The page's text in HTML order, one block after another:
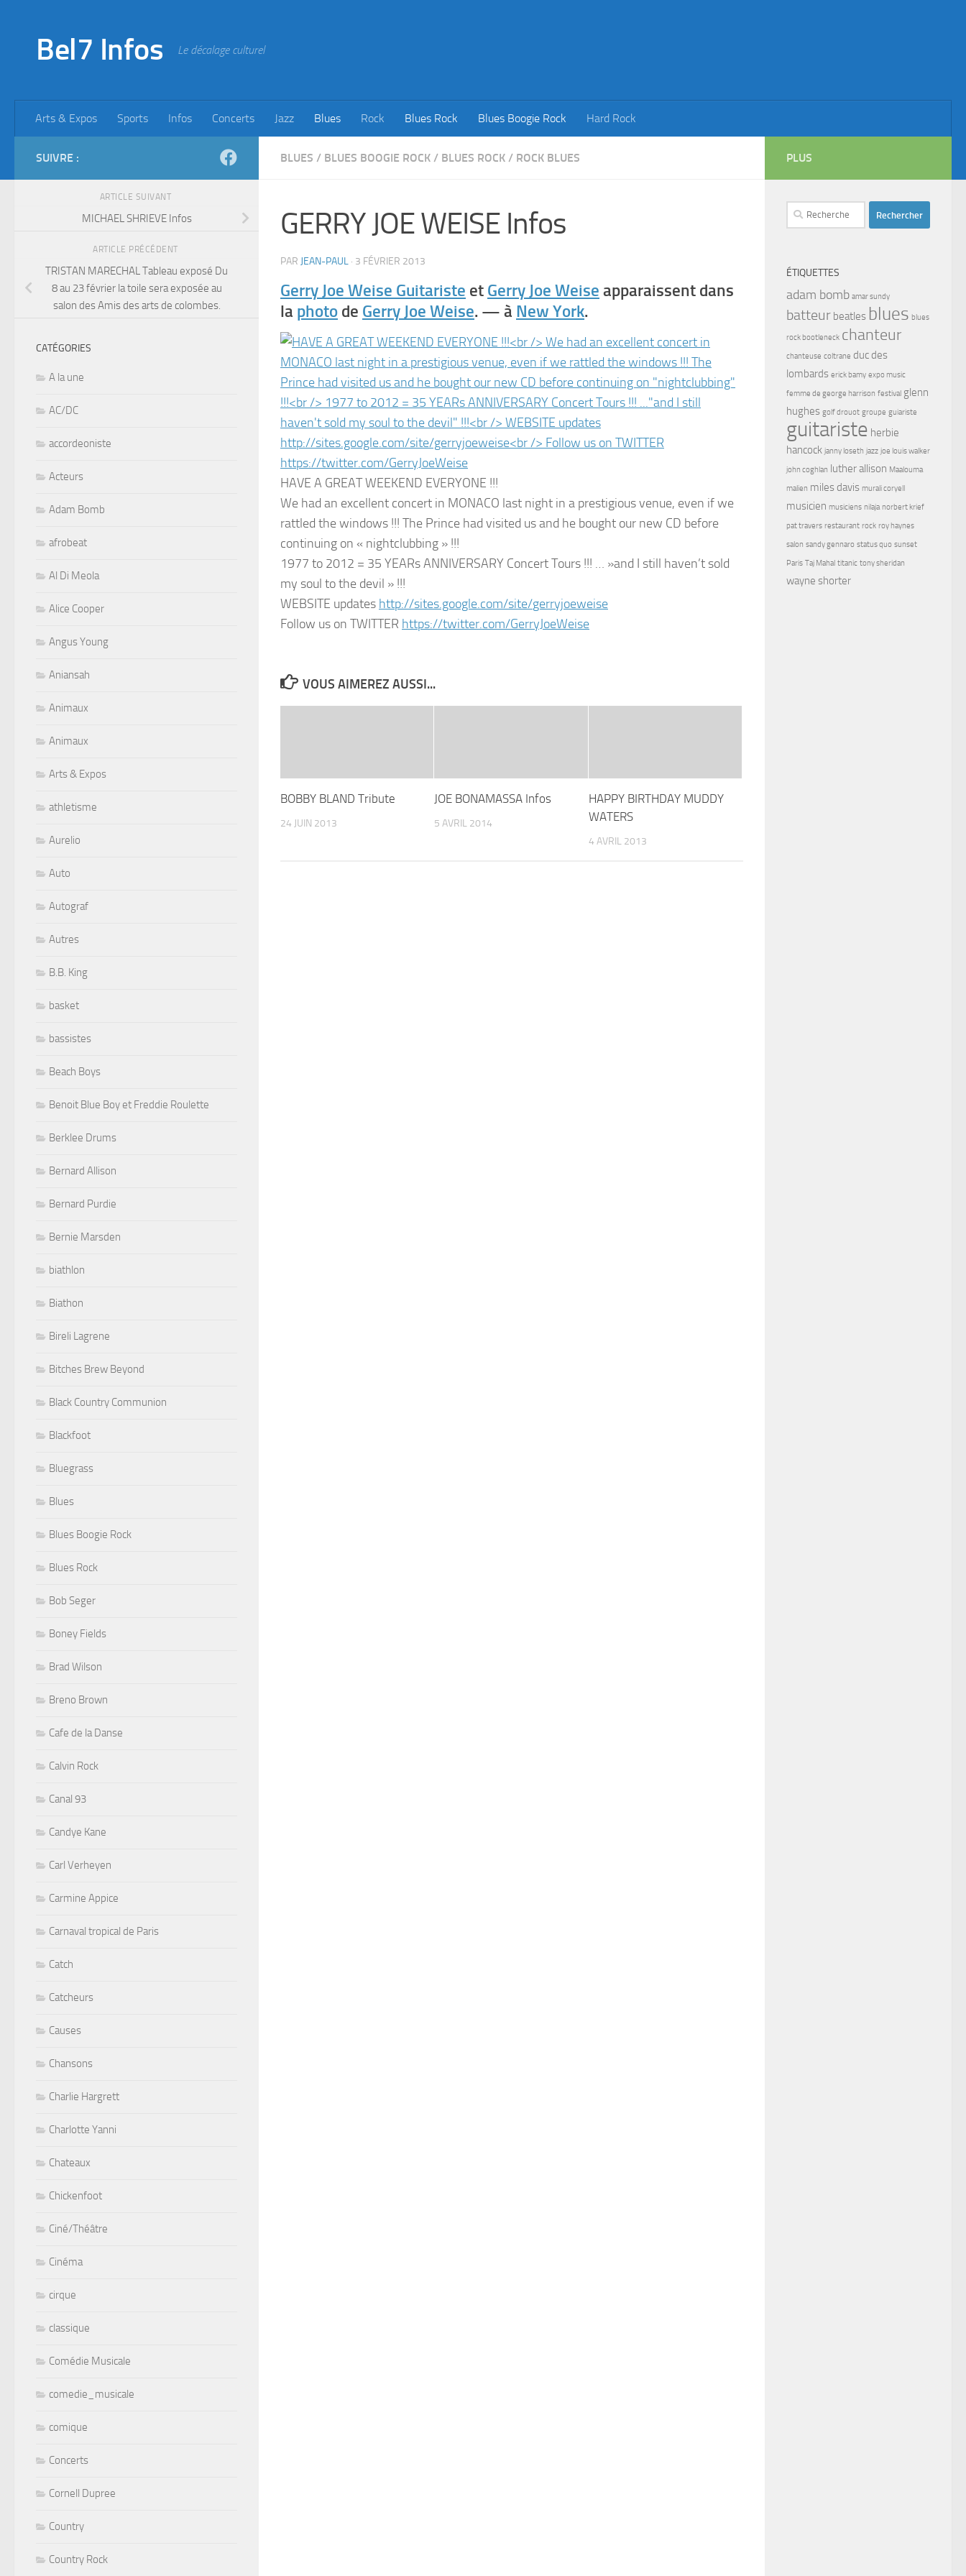
Bel7 Infos Le décalage culturel
Arts & Expos Sports Infos Concerts Jazz Blues Rock Blues Rock Blues Boogie Rock Hard Rock
BLUES / BLUES BOOGIE ROCK / BLUES ROCK / ROCK BLUES
GERRY JOE WEISE Infos
PAR JEAN-PAUL · 3 FÉVRIER 2013
Gerry Joe Weise Guitariste et Gerry Joe Weise apparaissent dans
la photo de Gerry Joe Weise. — à New York.
HAVE A GREAT WEEKEND EVERYONE !!!
We had an excellent concert in MONACO last night in a prestigious venue, even if we
rattled the windows !!! The Prince had visited us and he bought our new CD before
continuing on « nightclubbing » !!!
1977 to 2012 = 35 YEARs ANNIVERSARY Concert Tours !!! … »and I still haven’t sold
my soul to the devil » !!!
WEBSITE updates http://sites.google.com/site/gerryjoeweise
Follow us on TWITTER https://twitter.com/GerryJoeWeise
VOUS AIMEREZ AUSSI...
BOBBY BLAND Tribute
24 JUIN 2013
JOE BONAMASSA Infos
5 AVRIL 2014
HAPPY BIRTHDAY MUDDY
WATERS
4 AVRIL 2013
SUIVRE :
ARTICLE SUIVANT
MICHAEL SHRIEVE Infos
ARTICLE PRÉCÉDENT
TRISTAN MARECHAL Tableau exposé Du
8 au 23 février la toile sera exposée au
salon des Amis des arts de colombes.
CATÉGORIES
A la une
AC/DC
accordeoniste
Acteurs
Adam Bomb
afrobeat
Al Di Meola
Alice Cooper
Angus Young
Aniansah
Animaux
Animaux
Arts & Expos
athletisme
Aurelio
Auto
Autograf
Autres
B.B. King
basket
bassistes
Beach Boys
Benoit Blue Boy et Freddie Roulette
Berklee Drums
Bernard Allison
Bernard Purdie
Bernie Marsden
biathlon
Biathon
Bireli Lagrene
Bitches Brew Beyond
Black Country Communion
Blackfoot
Bluegrass
Blues
Blues Boogie Rock
Blues Rock
Bob Seger
Boney Fields
Brad Wilson
Breno Brown
Cafe de la Danse
Calvin Rock
Canal 93
Candye Kane
Carl Verheyen
Carmine Appice
Carnaval tropical de Paris
Catch
Catcheurs
Causes
Chansons
Charlie Hargrett
Charlotte Yanni
Chateaux
Chickenfoot
Ciné/Théâtre
Cinéma
cirque
classique
Comédie Musicale
comedie_musicale
comique
Concerts
Cornell Dupree
Country
Country Rock
PLUS
Rechercher :
ÉTIQUETTES
adam bomb amar sundy
batteur beatles blues blues
rock bootleneck chanteur
chanteuse coltrane duc des
lombards erick bamy expo music
femme de george harrison festival glenn
hughes golf drouot groupe guiariste
guitariste herbie
hancock janny loseth jazz joe louis walker
john coghlan luther allison Maalouma
malien miles davis murali coryell
musicien musiciens nilaja norbert krief
pat travers restaurant rock roy haynes
salon sandy gennaro status quo sunset
Paris Taj Mahal titanic tony sheridan
wayne shorter